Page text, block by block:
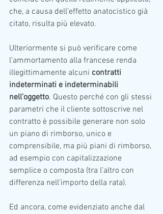
che, a causa dell’effetto anatocistico già
citato, risulta più elevato.
Ulteriormente si può verificare come
l’ammortamento alla francese renda
illegittimamente alcuni contratti
indeterminati e indeterminabili
nell’oggetto. Questo perché con gli stessi
parametri che il cliente sottoscrive nel
contratto è possibile generare non solo
un piano di rimborso, unico e
comprensibile, ma più piani di rimborso,
ad esempio con capitalizzazione
semplice o composta (tra l’altro con
differenza nell’importo della rata).
Ed ancora, come evidenziato anche dal